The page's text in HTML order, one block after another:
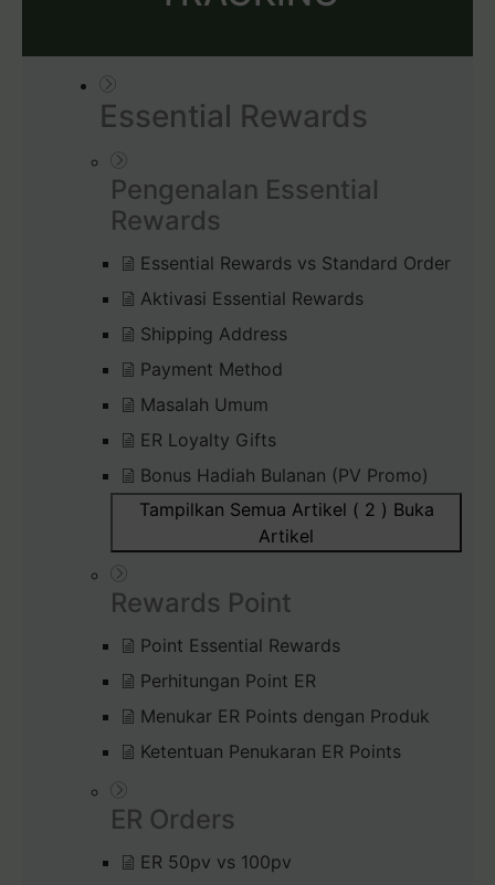
Essential Rewards
Pengenalan Essential
Rewards
Essential Rewards vs Standard Order
Aktivasi Essential Rewards
Shipping Address
Payment Method
Masalah Umum
ER Loyalty Gifts
Bonus Hadiah Bulanan (PV Promo)
Tampilkan Semua Artikel ( 2 ) Buka
Artikel
Rewards Point
Point Essential Rewards
Perhitungan Point ER
Menukar ER Points dengan Produk
Ketentuan Penukaran ER Points
ER Orders
ER 50pv vs 100pv